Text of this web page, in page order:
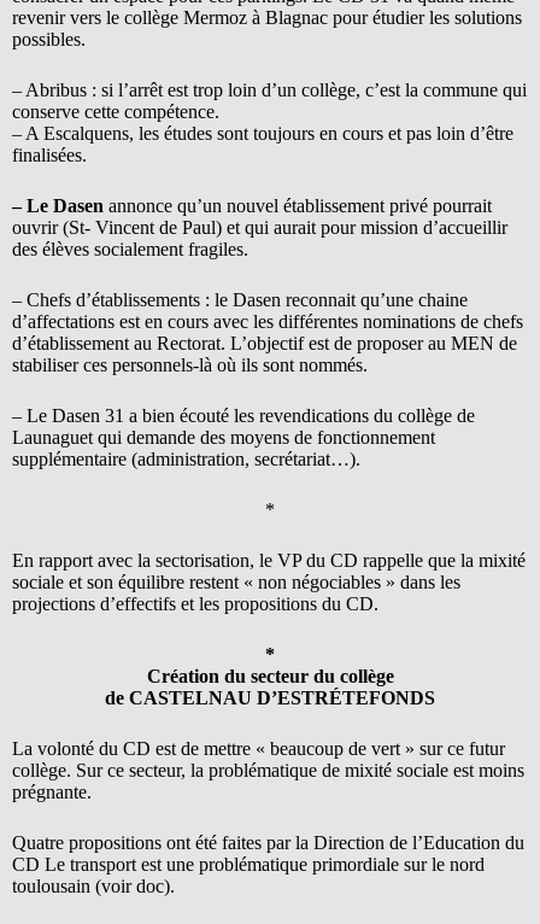
revenir vers le collège Mermoz à Blagnac pour étudier les solutions
possibles.
– Abribus : si l’arrêt est trop loin d’un collège, c’est la commune qui
conserve cette compétence.
– A Escalquens, les études sont toujours en cours et pas loin d’être
finalisées.
– Le Dasen annonce qu’un nouvel établissement privé pourrait
ouvrir (St- Vincent de Paul) et qui aurait pour mission d’accueillir
des élèves socialement fragiles.
– Chefs d’établissements : le Dasen reconnait qu’une chaine
d’affectations est en cours avec les différentes nominations de chefs
d’établissement au Rectorat. L’objectif est de proposer au MEN de
stabiliser ces personnels-là où ils sont nommés.
– Le Dasen 31 a bien écouté les revendications du collège de
Launaguet qui demande des moyens de fonctionnement
supplémentaire (administration, secrétariat…).
*
En rapport avec la sectorisation, le VP du CD rappelle que la mixité
sociale et son équilibre restent « non négociables » dans les
projections d’effectifs et les propositions du CD.
*
Création du secteur du collège
de CASTELNAU D’ESTRÉTEFONDS
La volonté du CD est de mettre « beaucoup de vert » sur ce futur
collège. Sur ce secteur, la problématique de mixité sociale est moins
prégnante.
Quatre propositions ont été faites par la Direction de l’Education du
CD Le transport est une problématique primordiale sur le nord
toulousain (voir doc).